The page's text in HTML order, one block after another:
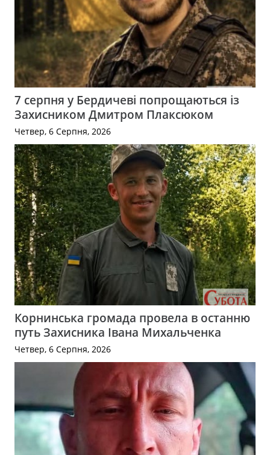
7 серпня у Бердичеві попрощаються із
Захисником Дмитром Плаксюком
Четвер, 6 Серпня, 2026
Корнинська громада провела в останню
путь Захисника Івана Михальченка
Четвер, 6 Серпня, 2026